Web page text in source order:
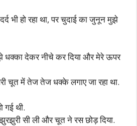
भी हो रहा था, पर चुदाई का जुनून मुझे
धक्का देकर नीचे कर दिया और मेरे ऊपर
चूत में तेज तेज धक्के लगाए जा रहा था.
गई थी.
सी ली और चूत ने रस छोड़ दिया.